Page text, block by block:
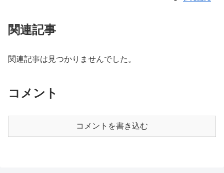
関連記事
関連記事は見つかりませんでした。
コメント
コメントを書き込む